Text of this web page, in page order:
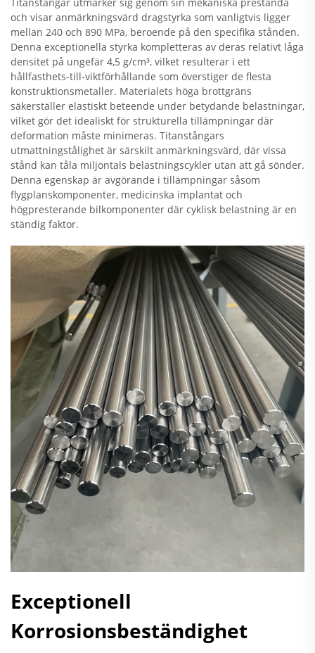
och visar anmärkningsvärd dragstyrka som vanligtvis ligger
mellan 240 och 890 MPa, beroende på den specifika stånden.
Denna exceptionella styrka kompletteras av deras relativt låga
densitet på ungefär 4,5 g/cm³, vilket resulterar i ett
hållfasthets-till-viktförhållande som överstiger de flesta
konstruktionsmetaller. Materialets höga brottgräns
säkerställer elastiskt beteende under betydande belastningar,
vilket gör det idealiskt för strukturella tillämpningar där
deformation måste minimeras. Titanstångars
utmattningstålighet är särskilt anmärkningsvärd, där vissa
stånd kan tåla miljontals belastningscykler utan att gå sönder.
Denna egenskap är avgörande i tillämpningar såsom
flygplanskomponenter, medicinska implantat och
högpresterande bilkomponenter där cyklisk belastning är en
ständig faktor.
Exceptionell
Korrosionsbeständighet